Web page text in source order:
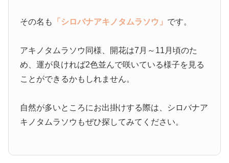
その名も 「シロバナアキノタムラソウ」 です。
アキノタムラソウ同様、開花は7月～11月頃のた
め、運が良ければ2色並んで咲いている様子を見る
ことができるかもしれません。
自然が多いところにお出掛けする際は、シロバナア
キノタムラソウもぜひ探してみてください。